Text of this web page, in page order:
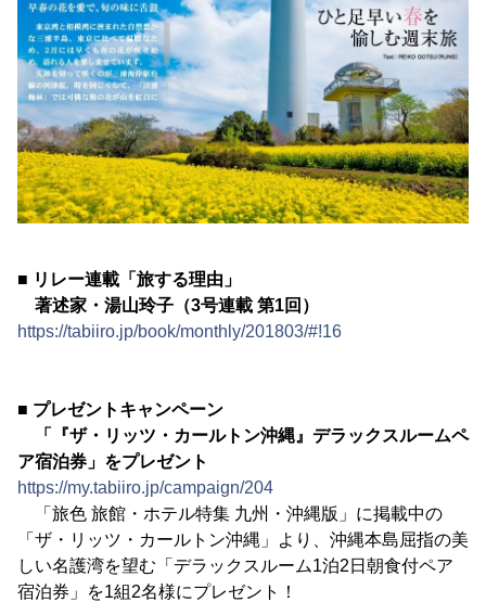
■ リレー連載「旅する理由」
著述家・湯山玲子（3号連載 第1回）
https://tabiiro.jp/book/monthly/201803/#!16
■ プレゼントキャンペーン
「『ザ・リッツ・カールトン沖縄』デラックスルームペ
ア宿泊券」をプレゼント
https://my.tabiiro.jp/campaign/204
「旅色 旅館・ホテル特集 九州・沖縄版」に掲載中の
「ザ・リッツ・カールトン沖縄」より、沖縄本島屈指の美
しい名護湾を望む「デラックスルーム1泊2日朝食付ペア
宿泊券」を1組2名様にプレゼント！